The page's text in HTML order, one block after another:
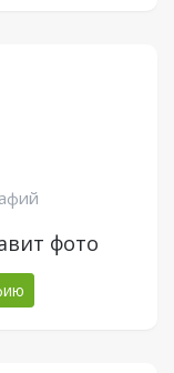
фото